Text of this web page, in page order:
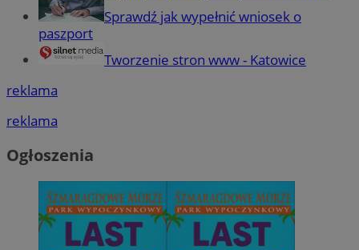
Sprawdź jak wypełnić wniosek o
paszport
Tworzenie stron www - Katowice
reklama
reklama
Ogłoszenia